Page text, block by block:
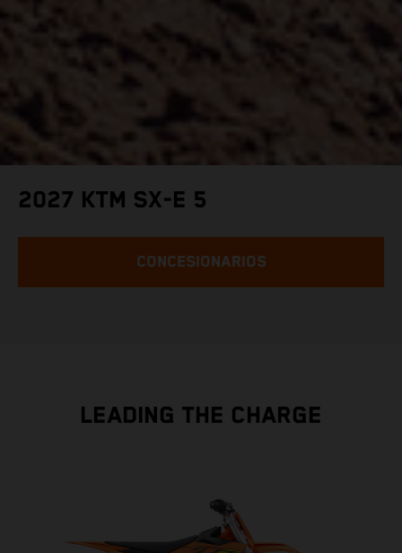
2027 KTM SX-E 5
CONCESIONARIOS
LEADING THE CHARGE